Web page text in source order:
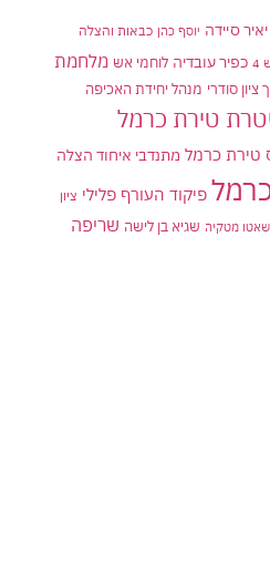
יאיר סיידה יוסף כהן כבאות והצלה
כפיר עובדיה לוחמי אש מלחמת
סודרי מנהל יחידת האכיפה
טירת כרמל
טירת כרמל מתנדבי איחוד הצלה
פיקוד העורף פלילי ציון
שאטו מטקיה שגיא בן לישה שריפה